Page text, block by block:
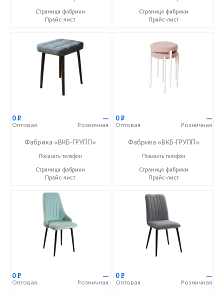
Страница фабрики
Прайс-лист
Страница фабрики
Прайс-лист
0Р
Оптовая
—
Розничная
Фабрика «ВКБ-ГРУПП»
+7 (927) 391-50-09
Показать телефон
Страница фабрики
Прайс-лист
0Р
Оптовая
—
Розничная
Фабрика «ВКБ-ГРУПП»
+7 (927) 391-50-09
Показать телефон
Страница фабрики
Прайс-лист
0Р
Оптовая
—
Розничная
0Р
Оптовая
—
Розничная